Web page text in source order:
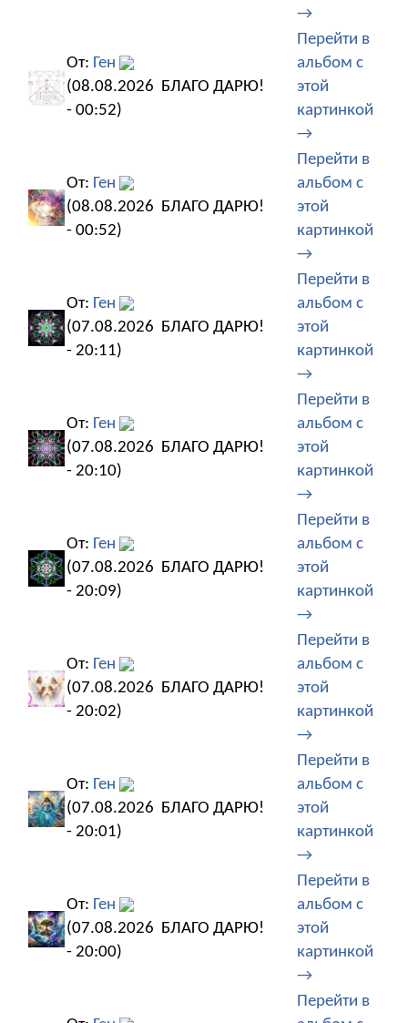
→
От: Ген
(08.08.2026
- 00:52)
БЛАГО ДАРЮ!
Перейти в
альбом с
этой
картинкой
→
От: Ген
(08.08.2026
- 00:52)
БЛАГО ДАРЮ!
Перейти в
альбом с
этой
картинкой
→
От: Ген
(07.08.2026
- 20:11)
БЛАГО ДАРЮ!
Перейти в
альбом с
этой
картинкой
→
От: Ген
(07.08.2026
- 20:10)
БЛАГО ДАРЮ!
Перейти в
альбом с
этой
картинкой
→
От: Ген
(07.08.2026
- 20:09)
БЛАГО ДАРЮ!
Перейти в
альбом с
этой
картинкой
→
От: Ген
(07.08.2026
- 20:02)
БЛАГО ДАРЮ!
Перейти в
альбом с
этой
картинкой
→
От: Ген
(07.08.2026
- 20:01)
БЛАГО ДАРЮ!
Перейти в
альбом с
этой
картинкой
→
От: Ген
(07.08.2026
- 20:00)
БЛАГО ДАРЮ!
Перейти в
альбом с
этой
картинкой
→
Перейти в